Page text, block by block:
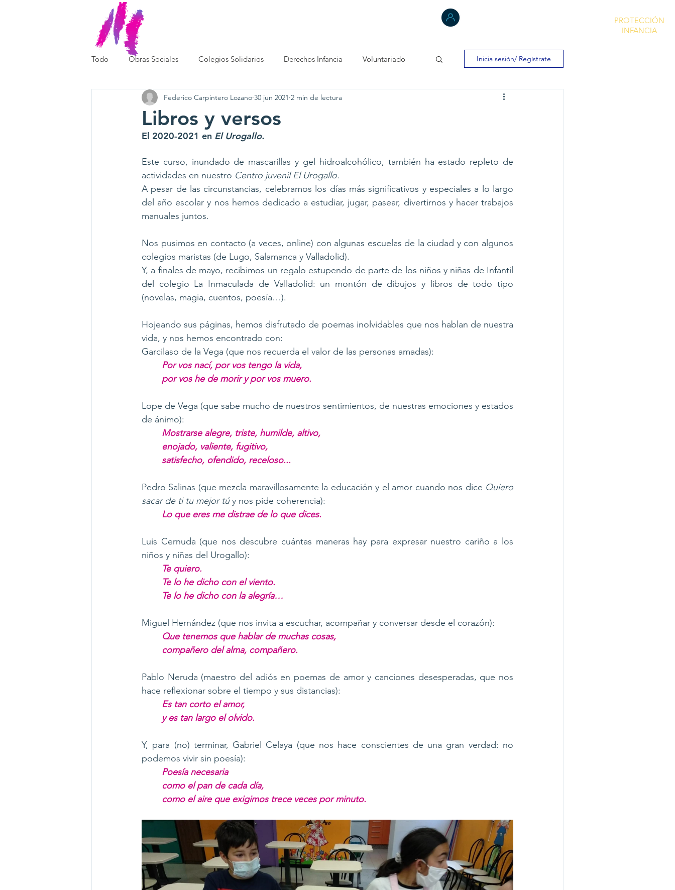
PROTECCIÓN
INFANCIA
Todo Obras Sociales Colegios Solidarios Derechos Infancia Voluntariado Inicia sesión/ Regístrate
Libros y versos
Federico Carpintero Lozano 30 jun 2021 2 min de lectura
El 2020-2021 en El Urogallo.
Este curso, inundado de mascarillas y gel hidroalcohólico, también ha estado repleto de
actividades en nuestro Centro juvenil El Urogallo.
A pesar de las circunstancias, celebramos los días más significativos y especiales a lo largo
del año escolar y nos hemos dedicado a estudiar, jugar, pasear, divertirnos y hacer trabajos
manuales juntos.
Nos pusimos en contacto (a veces, online) con algunas escuelas de la ciudad y con algunos
colegios maristas (de Lugo, Salamanca y Valladolid).
Y, a finales de mayo, recibimos un regalo estupendo de parte de los niños y niñas de Infantil
del colegio La Inmaculada de Valladolid: un montón de dibujos y libros de todo tipo
(novelas, magia, cuentos, poesía…).
Hojeando sus páginas, hemos disfrutado de poemas inolvidables que nos hablan de nuestra
vida, y nos hemos encontrado con:
Garcilaso de la Vega (que nos recuerda el valor de las personas amadas):
Por vos nací, por vos tengo la vida,
por vos he de morir y por vos muero.
Lope de Vega (que sabe mucho de nuestros sentimientos, de nuestras emociones y estados
de ánimo):
Mostrarse alegre, triste, humilde, altivo,
enojado, valiente, fugitivo,
satisfecho, ofendido, receloso...
Pedro Salinas (que mezcla maravillosamente la educación y el amor cuando nos dice Quiero
sacar de ti tu mejor tú y nos pide coherencia):
Lo que eres me distrae de lo que dices.
Luis Cernuda (que nos descubre cuántas maneras hay para expresar nuestro cariño a los
niños y niñas del Urogallo):
Te quiero.
Te lo he dicho con el viento.
Te lo he dicho con la alegría…
Miguel Hernández (que nos invita a escuchar, acompañar y conversar desde el corazón):
Que tenemos que hablar de muchas cosas,
compañero del alma, compañero.
Pablo Neruda (maestro del adiós en poemas de amor y canciones desesperadas, que nos
hace reflexionar sobre el tiempo y sus distancias):
Es tan corto el amor,
y es tan largo el olvido.
Y, para (no) terminar, Gabriel Celaya (que nos hace conscientes de una gran verdad: no
podemos vivir sin poesía):
Poesía necesaria
como el pan de cada día,
como el aire que exigimos trece veces por minuto.